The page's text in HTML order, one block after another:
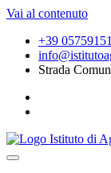
Vai al contenuto
+39
Strada